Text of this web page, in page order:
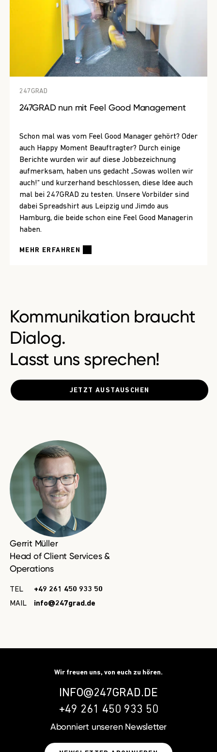
247GRAD
247GRAD nun mit Feel Good Management
Schon mal was vom Feel Good Manager gehört? Oder
auch Happy Moment Beauftragter? Durch einige
Berichte wurden wir auf diese Jobbezeichnung
aufmerksam, haben uns gedacht „Sowas wollen wir
auch!“ und kurzerhand beschlossen, diese Idee auch
mal bei 247GRAD zu testen. Unsere Vorbilder sind
dabei Spreadshirt aus Leipzig und Jimdo aus
Hamburg, die beide schon eine Feel Good Managerin
haben.
MEHR ERFAHREN
Kommunikation braucht
Dialog.
Lasst uns sprechen!
JETZT AUSTAUSCHEN
Gerrit Müller
Head of Client Services &
Operations
TEL
+49 261 450 933 50
MAIL
info@247grad.de
Wir freuen uns, von euch zu hören.
INFO@247GRAD.DE
+49 261 450 933 50
Abonniert unseren Newsletter